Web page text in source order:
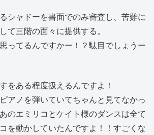
シャドーを書面でのみ審査し、苦難に
て三階の面々に提供する。
ってるんですかー！？駄目でしょうー
をある程度扱えるんですよ！
アノを弾いていてちゃんと見てなかっ
のエミリコとケイト様のダンスは全て
を動かしていたんですよ！！すごくな